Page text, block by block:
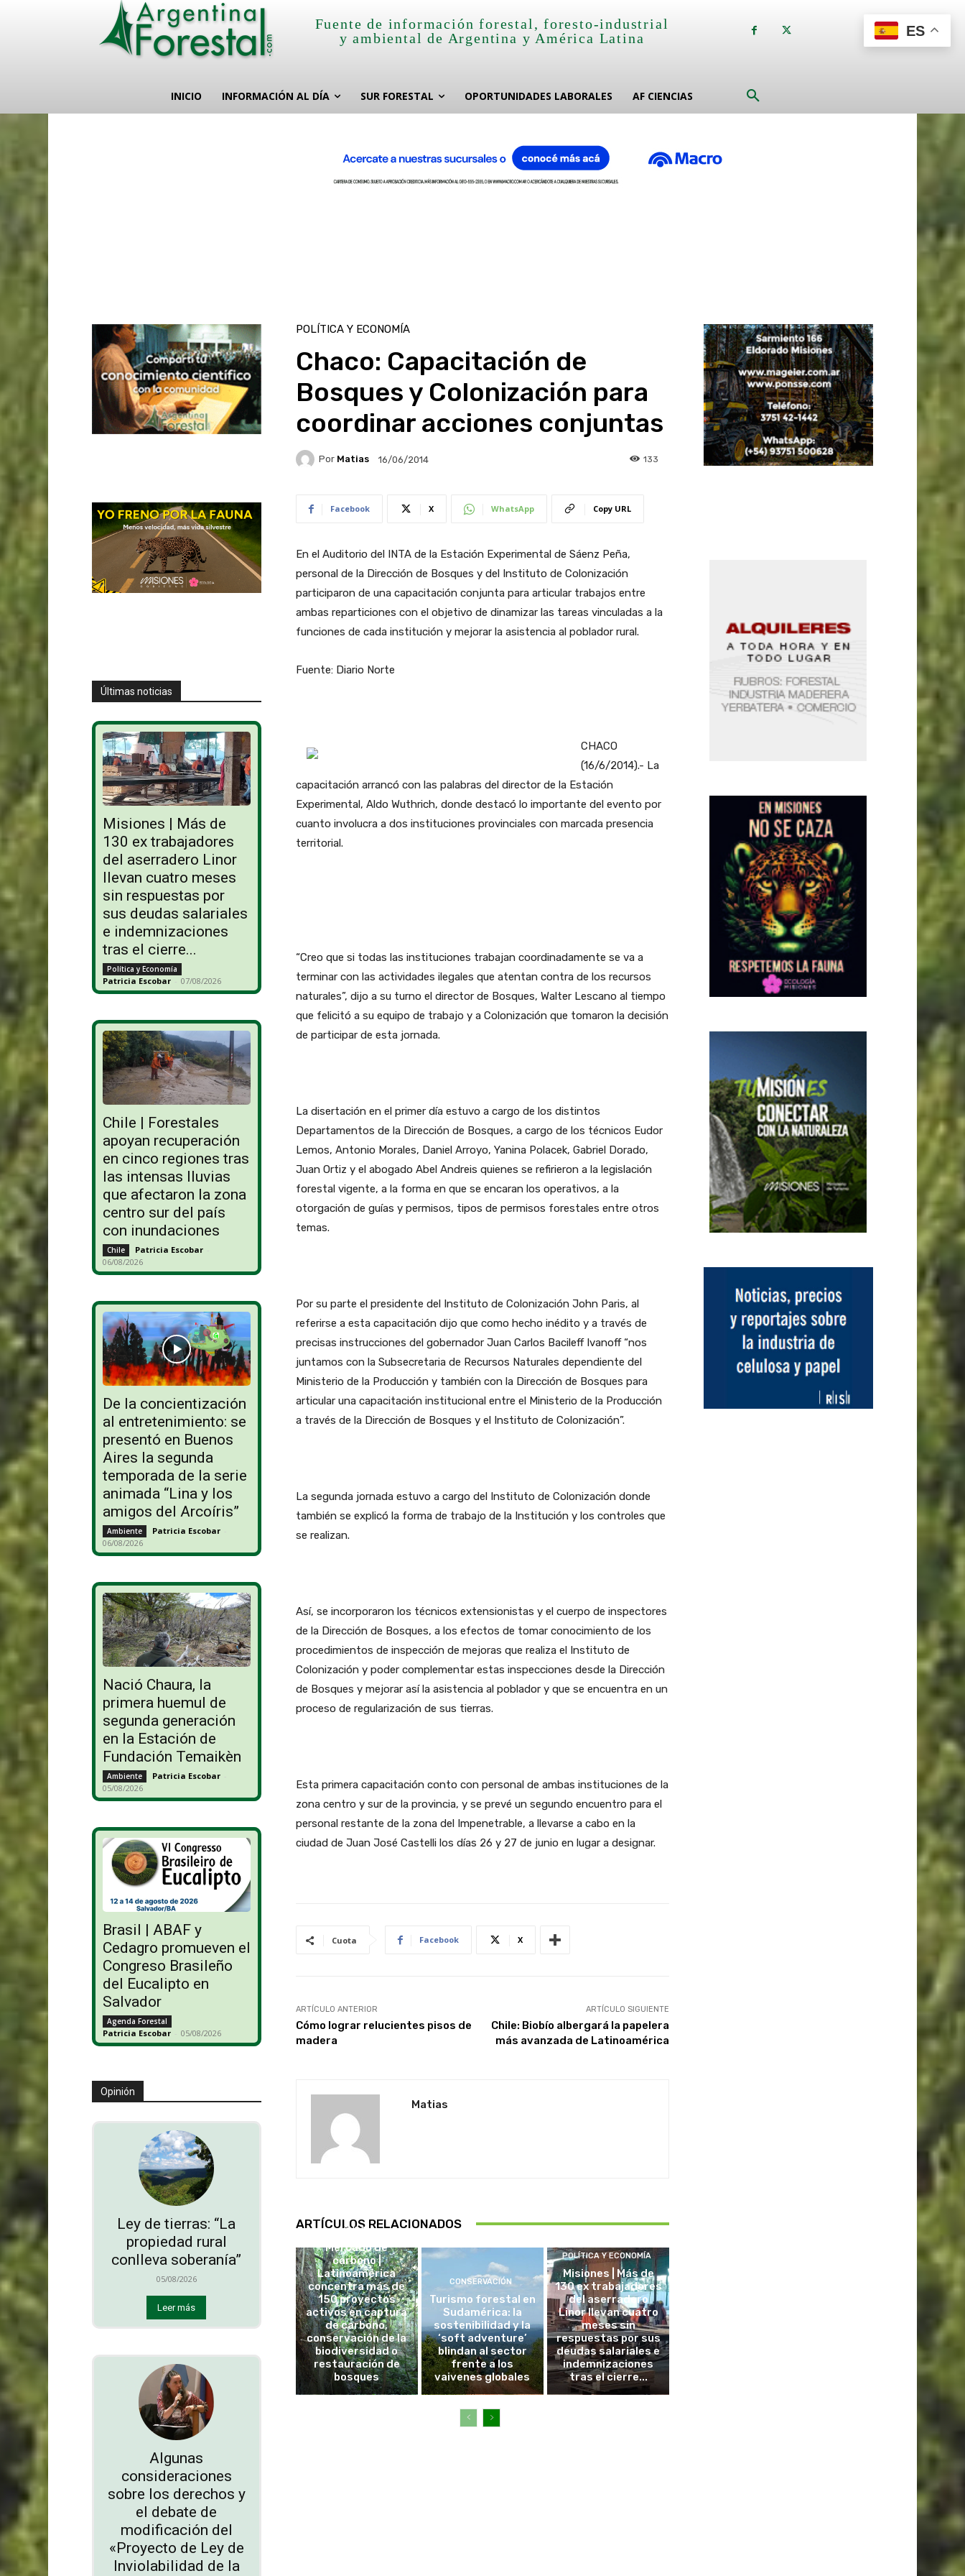
Fuente de información forestal, foresto-industrial
y ambiental de Argentina y América Latina
INICIO INFORMACIÓN AL DÍA SUR FORESTAL OPORTUNIDADES LABORALES AF CIENCIAS
Últimas noticias
Misiones | Más de
130 ex trabajadores
del aserradero Linor
llevan cuatro meses
sin respuestas por
sus deudas salariales
e indemnizaciones
tras el cierre...
Política y Economía
Patricia Escobar - 07/08/2026
Chile | Forestales
apoyan recuperación
en cinco regiones tras
las intensas lluvias
que afectaron la zona
centro sur del país
con inundaciones
Chile Patricia Escobar -
06/08/2026
De la concientización
al entretenimiento: se
presentó en Buenos
Aires la segunda
temporada de la serie
animada “Lina y los
amigos del Arcoíris”
Ambiente Patricia Escobar -
06/08/2026
Nació Chaura, la
primera huemul de
segunda generación
en la Estación de
Fundación Temaikèn
Ambiente Patricia Escobar -
05/08/2026
Brasil | ABAF y
Cedagro promueven el
Congreso Brasileño
del Eucalipto en
Salvador
Agenda Forestal
Patricia Escobar - 05/08/2026
Opinión
Ley de tierras: “La
propiedad rural
conlleva soberanía”
05/08/2026
Leer más
Algunas
consideraciones
sobre los derechos y
el debate de
modificación del
«Proyecto de Ley de
Inviolabilidad de la
POLÍTICA Y ECONOMÍA
Chaco: Capacitación de
Bosques y Colonización para
coordinar acciones conjuntas
Por Matias 16/06/2014 133
Facebook X WhatsApp Copy URL
En el Auditorio del INTA de la Estación Experimental de Sáenz Peña,
personal de la Dirección de Bosques y del Instituto de Colonización
participaron de una capacitación conjunta para articular trabajos entre
ambas reparticiones con el objetivo de dinamizar las tareas vinculadas a la
funciones de cada institución y mejorar la asistencia al poblador rural.
Fuente: Diario Norte
CHACO
(16/6/2014).- La
capacitación arrancó con las palabras del director de la Estación
Experimental, Aldo Wuthrich, donde destacó lo importante del evento por
cuanto involucra a dos instituciones provinciales con marcada presencia
territorial.
“Creo que si todas las instituciones trabajan coordinadamente se va a
terminar con las actividades ilegales que atentan contra de los recursos
naturales”, dijo a su turno el director de Bosques, Walter Lescano al tiempo
que felicitó a su equipo de trabajo y a Colonización que tomaron la decisión
de participar de esta jornada.
La disertación en el primer día estuvo a cargo de los distintos
Departamentos de la Dirección de Bosques, a cargo de los técnicos Eudor
Lemos, Antonio Morales, Daniel Arroyo, Yanina Polacek, Gabriel Dorado,
Juan Ortiz y el abogado Abel Andreis quienes se refirieron a la legislación
forestal vigente, a la forma en que se encaran los operativos, a la
otorgación de guías y permisos, tipos de permisos forestales entre otros
temas.
Por su parte el presidente del Instituto de Colonización John Paris, al
referirse a esta capacitación dijo que como hecho inédito y a través de
precisas instrucciones del gobernador Juan Carlos Bacileff Ivanoff “nos
juntamos con la Subsecretaria de Recursos Naturales dependiente del
Ministerio de la Producción y también con la Dirección de Bosques para
articular una capacitación institucional entre el Ministerio de la Producción
a través de la Dirección de Bosques y el Instituto de Colonización”.
La segunda jornada estuvo a cargo del Instituto de Colonización donde
también se explicó la forma de trabajo de la Institución y los controles que
se realizan.
Así, se incorporaron los técnicos extensionistas y el cuerpo de inspectores
de la Dirección de Bosques, a los efectos de tomar conocimiento de los
procedimientos de inspección de mejoras que realiza el Instituto de
Colonización y poder complementar estas inspecciones desde la Dirección
de Bosques y mejorar así la asistencia al poblador y que se encuentra en un
proceso de regularización de sus tierras.
Esta primera capacitación conto con personal de ambas instituciones de la
zona centro y sur de la provincia, y se prevé un segundo encuentro para el
personal restante de la zona del Impenetrable, a llevarse a cabo en la
ciudad de Juan José Castelli los días 26 y 27 de junio en lugar a designar.
Cuota Facebook X
ARTÍCULO ANTERIOR
Cómo lograr relucientes pisos de
madera
ARTÍCULO SIGUIENTE
Chile: Biobío albergará la papelera
más avanzada de Latinoamérica
Matias
ARTÍCULOS RELACIONADOS
CHILE
Mercado de
carbono |
Latinoamérica
concentra más de
150 proyectos
activos en captura
de carbono,
conservación de la
biodiversidad o
restauración de
bosques
CONSERVACIÓN
Turismo forestal en
Sudamérica: la
sostenibilidad y la
‘soft adventure’
blindan al sector
frente a los
vaivenes globales
POLÍTICA Y ECONOMÍA
Misiones | Más de
130 ex trabajadores
del aserradero
Linor llevan cuatro
meses sin
respuestas por sus
deudas salariales e
indemnizaciones
tras el cierre...
ES